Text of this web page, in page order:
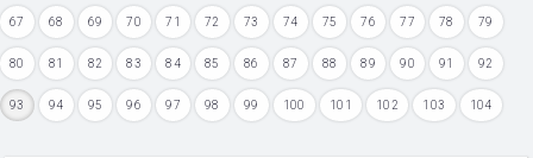
67 68 69 70 71 72 73 74 75 76 77 78 79
80 81 82 83 84 85 86 87 88 89 90 91 92
93 94 95 96 97 98 99 100 101 102 103 104